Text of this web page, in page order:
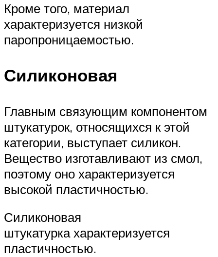
Кроме того, материал
характеризуется низкой
паропроницаемостью.
Силиконовая
Главным связующим компонентом
штукатурок, относящихся к этой
категории, выступает силикон.
Вещество изготавливают из смол,
поэтому оно характеризуется
высокой пластичностью.
Силиконовая
штукатурка характеризуется
пластичностью.